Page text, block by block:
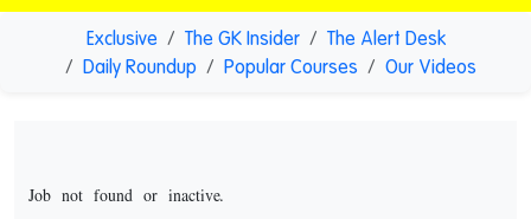
Exclusive The GK Insider
The Alert Desk
Daily Roundup
Popular Courses Our Videos
Job not found or inactive.